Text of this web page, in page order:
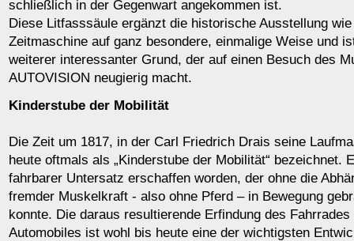
schließlich in der Gegenwart angekommen ist.
Diese Litfasssäule ergänzt die historische Ausstellung
Zeitmaschine auf ganz besondere, einmalige Weise und
weiterer interessanter Grund, der auf einen Besuch des
AUTOVISION neugierig macht.
Kinderstube der Mobilität
Die Zeit um 1817, in der Carl Friedrich Drais seine
heute oftmals als „Kinderstube der Mobilität“ bezeichnet.
fahrbarer Untersatz erschaffen worden, der ohne die
fremder Muskelkraft - also ohne Pferd – in Bewegung
konnte. Die daraus resultierende Erfindung des
Automobiles ist wohl bis heute eine der wichtigsten